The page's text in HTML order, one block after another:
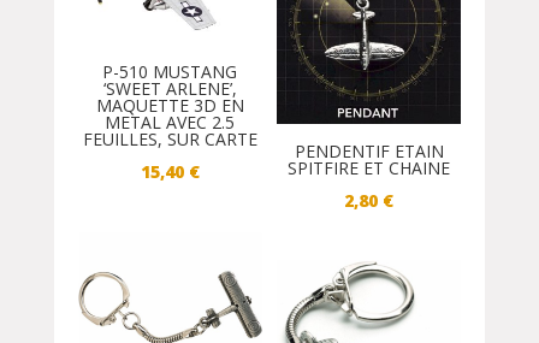
P-510 MUSTANG
‘SWEET ARLENE’,
MAQUETTE 3D EN
METAL AVEC 2.5
FEUILLES, SUR CARTE
15,40 €
PENDENTIF ETAIN
SPITFIRE ET CHAINE
2,80 €